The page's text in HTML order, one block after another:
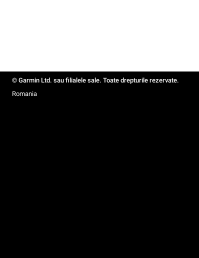
© Garmin Ltd. sau filialele sale. Toate drepturile rezervate.
Romania